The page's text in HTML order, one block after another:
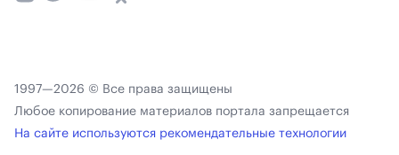
1997—2026 © Все права защищены
Любое копирование материалов портала запрещается
На сайте используются рекомендательные технологии